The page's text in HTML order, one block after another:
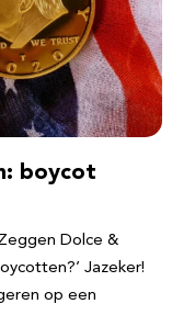
boycot
Dolce &
Jazeker!
op een